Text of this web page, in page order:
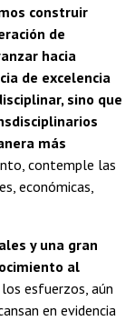
construir
de
hacia
de excelencia
sino que
más
contemple las
económicas,
y una gran
al
esfuerzos, aún
en evidencia